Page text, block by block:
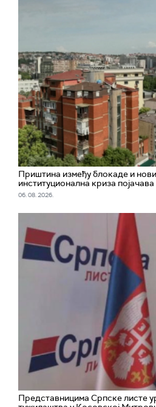
Приштина између блокаде и
институционална криза
06. 08. 2026.
Представницима Српске листе